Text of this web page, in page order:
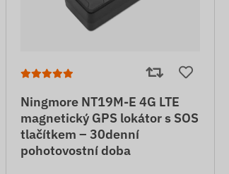
Ningmore NT19M-E 4G LTE
magnetický GPS lokátor s SOS
tlačítkem – 30denní
pohotovostní doba